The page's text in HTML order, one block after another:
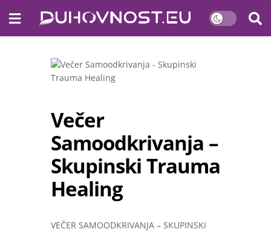
Večer
Samoodkrivanja –
Skupinski Trauma
Healing
VEČER SAMOODKRIVANJA – SKUPINSKI